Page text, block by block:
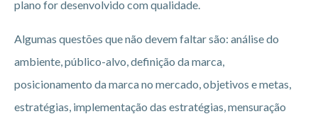
plano for desenvolvido com qualidade.
Algumas questões que não devem faltar são: análise do
ambiente, público-alvo, definição da marca,
posicionamento da marca no mercado, objetivos e metas,
estratégias, implementação das estratégias, mensuração